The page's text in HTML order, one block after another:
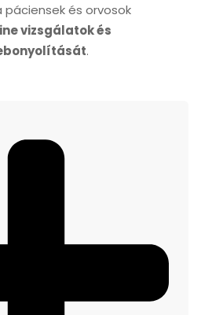
és orvosok
vizsgálatok és
.